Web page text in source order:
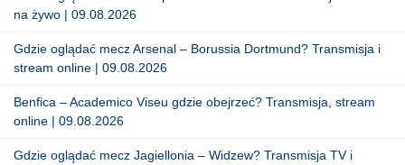
na żywo | 09.08.2026
Gdzie oglądać mecz Arsenal – Borussia Dortmund? Transmisja i
stream online | 09.08.2026
Benfica – Academico Viseu gdzie obejrzeć? Transmisja, stream
online | 09.08.2026
Gdzie oglądać mecz Jagiellonia – Widzew? Transmisja TV i